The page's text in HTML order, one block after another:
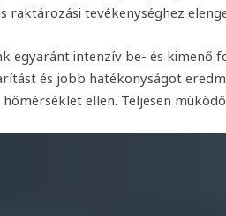
raktározási tevékenységhez
egyaránt intenzív be- és kimenő
és jobb hatékonyságot
hőmérséklet ellen. Teljesen